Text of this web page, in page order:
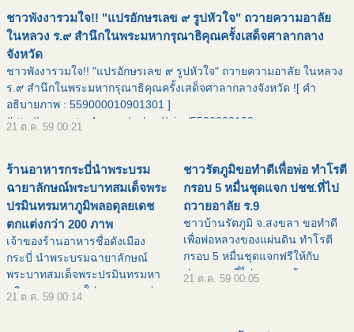
ตลาดริมน้ำเมืองลิกอร์ สนามหน้า
เมื
ชาวพังงารวมใจ!! "แปรอักษรเลข ๙ รูปหัวใจ" ถวายความอาลัย
ในหลวง ร.๙ สำนึกในพระมหากรุณาธิคุณครั้งเสด็จศาลากลาง
จังหวัด
ชาวพังงารวมใจ!! "แปรอักษรเลข ๙ รูปหัวใจ" ถวายความอาลัย ในหลวง
ร.๙ สำนึกในพระมหากรุณาธิคุณครั้งเสด็จศาลากลางจังหวัด ![ คำ
อธิบายภาพ : 559000010901301 ]
(http://www.sator4u.com/upload/pics/5590000109
21 ต.ค. 59 00:21
ร้านอาหารกระบี่นำพระบรม
ฉายาลักษณ์พระบาทสมเด็จพระ
ปรมินทรมหาภูมิพลอดุลยเดช
ตกแต่งกว่า 200 ภาพ
เจ้าของร้านอาหารชื่อดังเมือง
กระบี่ นำพระบรมฉายาลักษณ์
พระบาทสมเด็จพระปรมินทรมหา
ภูมิพลอดุลยเดช ใส่กรอบ ตกแต่ง
21 ต.ค. 59 00:14
ชาวรัตภูมิขอทำดีเพื่อพ่อ ทำโรตี
กรอบ 5 หมื่นชุดแจก ปชช.ที่ไป
ถวายอาลัย ร.9
ชาวบ้านรัตภูมิ จ.สงขลา ขอทำดี
เพื่อพ่อหลวงของแผ่นดิน ทำโรตี
กรอบ 5 หมื่นชุดแจกฟรีให้กับ
ประชาชนที่ไปถวายอาลัยพระบาท
21 ต.ค. 59 00:05